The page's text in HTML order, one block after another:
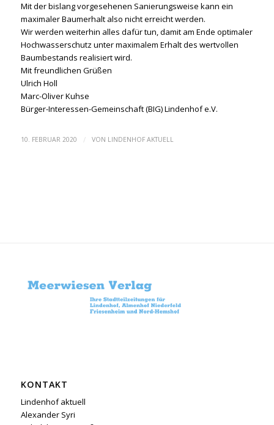
Mit der bislang vorgesehenen Sanierungsweise kann ein
maximaler Baumerhalt also nicht erreicht werden.
Wir werden weiterhin alles dafür tun, damit am Ende optimaler
Hochwasserschutz unter maximalem Erhalt des wertvollen
Baumbestands realisiert wird.
Mit freundlichen Grüßen
Ulrich Holl
Marc-Oliver Kuhse
Bürger-Interessen-Gemeinschaft (BIG) Lindenhof e.V.
10. FEBRUAR 2020 / VON LINDENHOF AKTUELL
KONTAKT
Lindenhof aktuell
Alexander Syri